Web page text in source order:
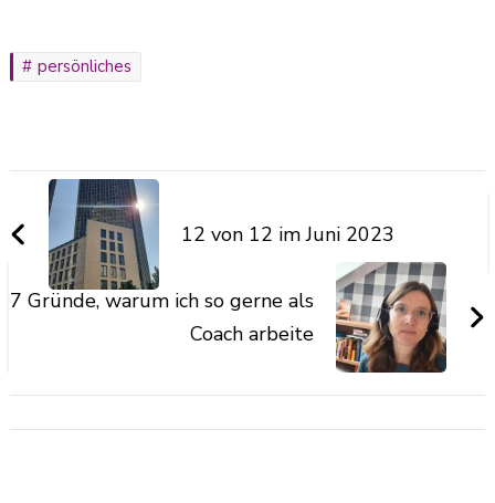
persönliches
12 von 12 im Juni 2023
7 Gründe, warum ich so gerne als
Coach arbeite